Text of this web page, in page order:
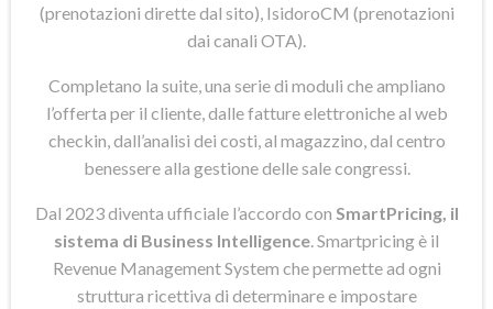
(prenotazioni dirette dal sito), IsidoroCM (prenotazioni
dai canali OTA).
Completano la suite, una serie di moduli che ampliano
l’offerta per il cliente, dalle fatture elettroniche al web
checkin, dall’analisi dei costi, al magazzino, dal centro
benessere alla gestione delle sale congressi.
Dal 2023 diventa ufficiale l’accordo con SmartPricing, il
sistema di Business Intelligence . Smartpricing è il
Revenue Management System che permette ad ogni
struttura ricettiva di determinare e impostare